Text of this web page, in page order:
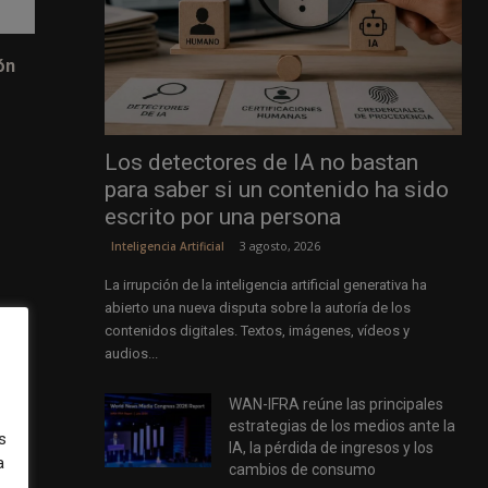
Los detectores de IA no bastan
para saber si un contenido ha sido
escrito por una persona
Inteligencia Artificial 3 agosto, 2026
La irrupción de la inteligencia artificial generativa ha
abierto una nueva disputa sobre la autoría de los
contenidos digitales. Textos, imágenes, vídeos y
audios...
WAN-IFRA reúne las principales
estrategias de los medios ante la
IA, la pérdida de ingresos y los
cambios de consumo